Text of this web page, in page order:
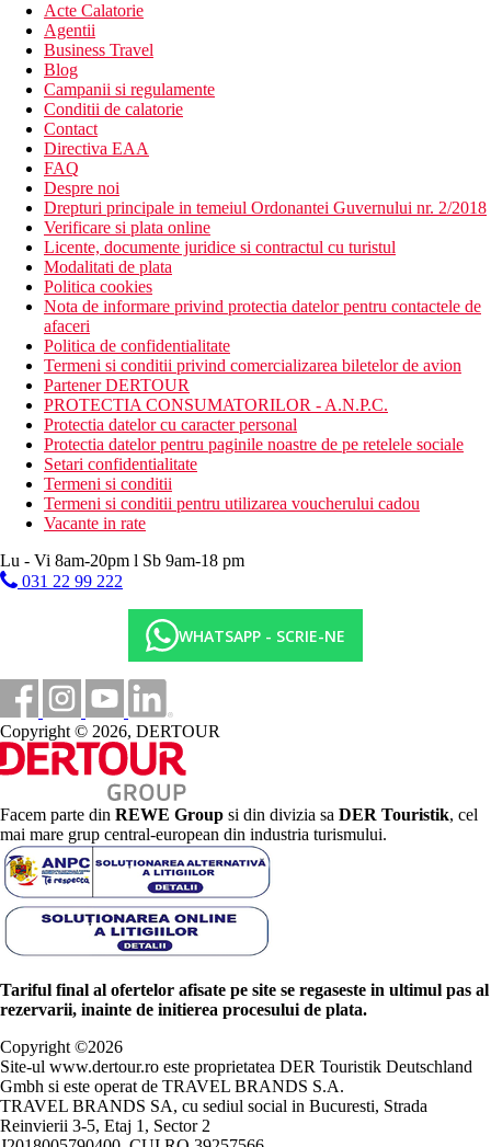
Acte Calatorie
Agentii
Business Travel
Blog
Campanii si regulamente
Conditii de calatorie
Contact
Directiva EAA
FAQ
Despre noi
Drepturi principale in temeiul Ordonantei Guvernului nr. 2/2018
Verificare si plata online
Licente, documente juridice si contractul cu turistul
Modalitati de plata
Politica cookies
Nota de informare privind protectia datelor pentru contactele de
afaceri
Politica de confidentialitate
Termeni si conditii privind comercializarea biletelor de avion
Partener DERTOUR
PROTECTIA CONSUMATORILOR - A.N.P.C.
Protectia datelor cu caracter personal
Protectia datelor pentru paginile noastre de pe retelele sociale
Setari confidentialitate
Termeni si conditii
Termeni si conditii pentru utilizarea voucherului cadou
Vacante in rate
Lu - Vi 8am-20pm l Sb 9am-18 pm
031 22 99 222
WHATSAPP - SCRIE-NE
Copyright © 2026, DERTOUR
Facem parte din REWE Group si din divizia sa DER Touristik, cel
mai mare grup central-european din industria turismului.
Tariful final al ofertelor afisate pe site se regaseste in ultimul pas al
rezervarii, inainte de initierea procesului de plata.
Copyright ©2026
Site-ul www.dertour.ro este proprietatea DER Touristik Deutschland
Gmbh si este operat de TRAVEL BRANDS S.A.
TRAVEL BRANDS SA, cu sediul social in Bucuresti, Strada
Reinvierii 3-5, Etaj 1, Sector 2